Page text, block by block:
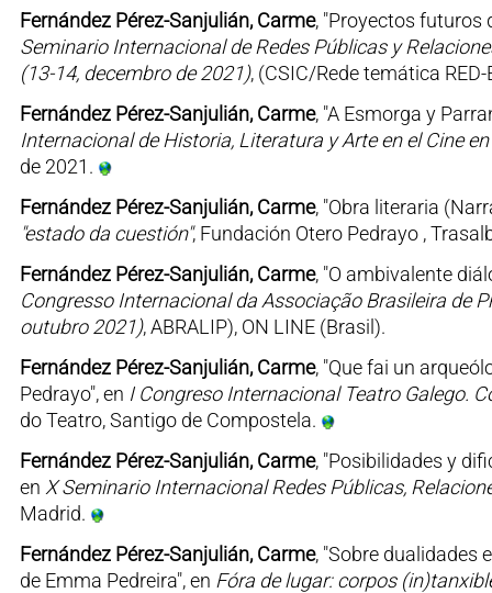
Fernández Pérez-Sanjulián, Carme, "Proyectos futuros
Seminario Internacional de Redes Públicas y
(13-14, decembro de 2021), (CSIC/Rede temática
Fernández Pérez-Sanjulián, Carme, "A Esmorga y
Internacional de Historia, Literatura y Arte en el Cine
de 2021.
Fernández Pérez-Sanjulián, Carme, "Obra literaria
"estado da cuestión", Fundación Otero Pedrayo ,
Fernández Pérez-Sanjulián, Carme, "O ambivalente
Congresso Internacional da Associação Brasileira de
outubro 2021), ABRALIP), ON LINE (Brasil).
Fernández Pérez-Sanjulián, Carme, "Que fai un
Pedrayo", en I Congreso Internacional Teatro Galego.
do Teatro, Santigo de Compostela.
Fernández Pérez-Sanjulián, Carme, "Posibilidades y
en X Seminario Internacional Redes Públicas,
Madrid.
Fernández Pérez-Sanjulián, Carme, "Sobre dualidades
de Emma Pedreira", en Fóra de lugar: corpos